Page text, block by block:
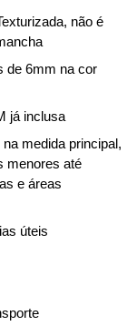
não é
de 6mm na cor
já inclusa
medida principal,
menores até
e áreas
úteis